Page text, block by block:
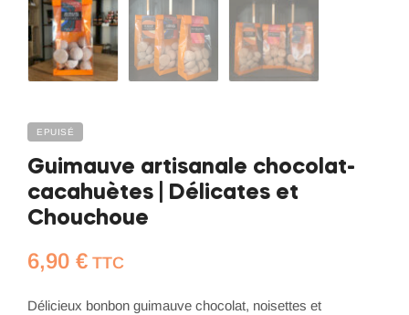
EPUISÉ
Guimauve artisanale chocolat-
cacahuètes | Délicates et
Chouchoue
6,90 € TTC
Délicieux bonbon guimauve chocolat, noisettes et